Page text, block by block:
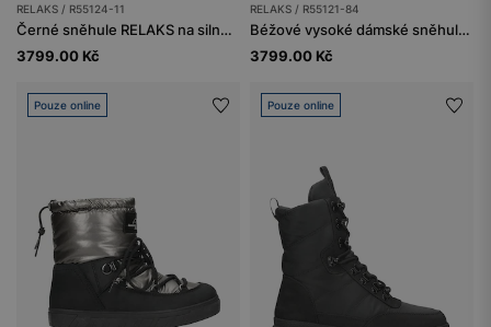
RELAKS / R55124-11
Černé sněhule RELAKS na silné podrážce
3799.00 Kč
RELAKS / R55121-84
Béžové vysoké dámské sněhule RELAKS
3799.00 Kč
Pouze online Pouze online